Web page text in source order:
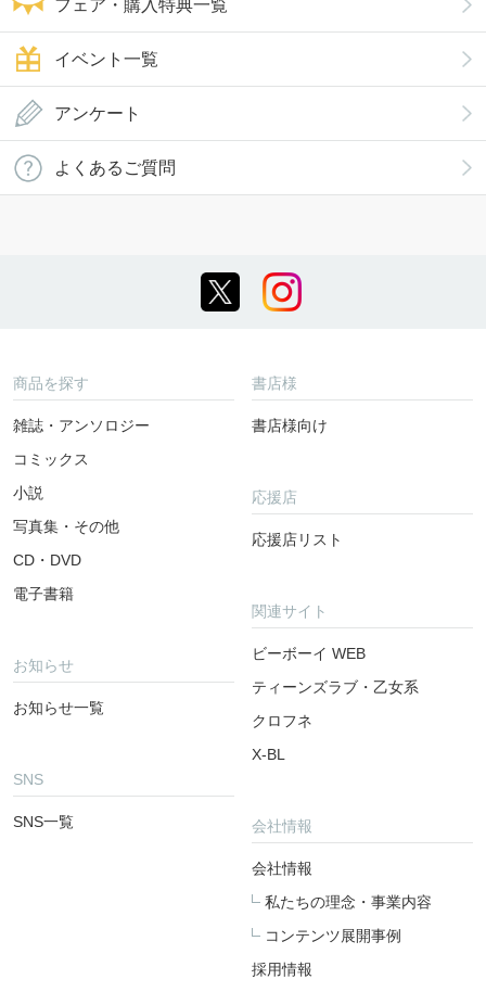
フェア・購入特典一覧
イベント一覧
アンケート
よくあるご質問
商品を探す
雑誌・アンソロジー
コミックス
小説
写真集・その他
CD・DVD
電子書籍
お知らせ
お知らせ一覧
SNS
SNS一覧
書店様
書店様向け
応援店
応援店リスト
関連サイト
ビーボーイ WEB
ティーンズラブ・乙女系
クロフネ
X-BL
会社情報
会社情報
私たちの理念・事業内容
コンテンツ展開事例
採用情報